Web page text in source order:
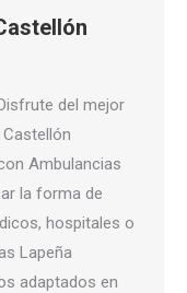
del mejor
Ambulancias
la forma de
hospitales o
Lapeña
adaptados en